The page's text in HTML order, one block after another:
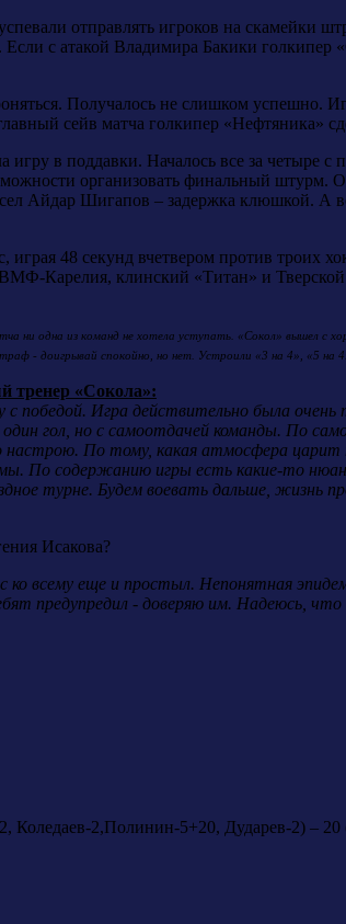
отправлять игроков на скамейки
Если с атакой Владимира Бакики
Получалось не слишком успешно.
сейв матча голкипер «Нефтяника»
в поддавки. Началось все за четыре
организовать финальный штурм.
Айдар Шигапов – задержка клюшкой. А
48 секунд вчетвером против троих
Карелия, клинский «Титан» и
ни одна из команд не хотела уступать. «Сокол» вышел с
- доигрывай спокойно, но нет. Устроили «3 на 4», «5
тренер «Сокола»:
с победой. Игра действительно была
один гол, но с самоотдачей команды. По
По тому, какая атмосфера царит
По содержанию игры есть какие-то
турне. Будем воевать дальше,
Исакова?
ко всему еще и простыл. Непонятная
предупредил - доверяю им. Надеюсь, что
Коледаев-2,Полинин-5+20, Дударев-2) –